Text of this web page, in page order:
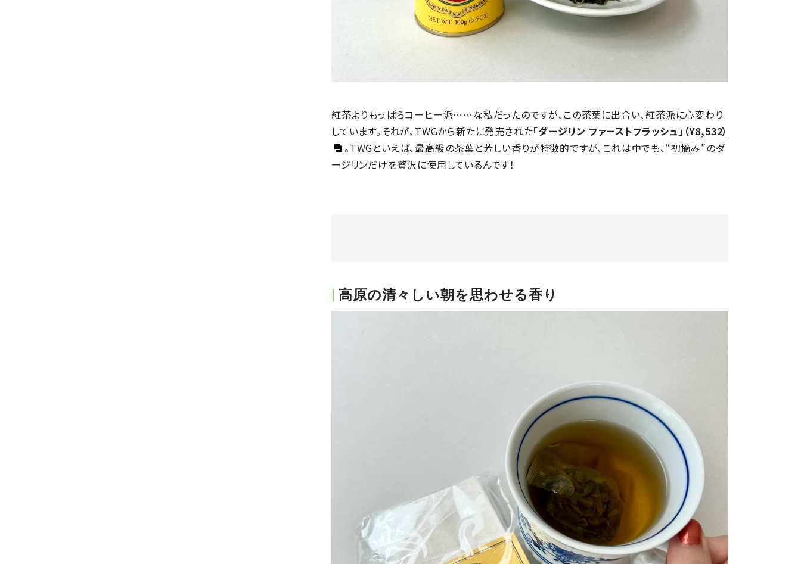
紅茶よりもっぱらコーヒー派……な私だったのですが、この茶葉に出合い、紅茶派に心変わり
しています。それが、TWGから新たに発売された「ダージリン ファーストフラッシュ」（¥8,532）
。TWGといえば、最高級の茶葉と芳しい香りが特徴的ですが、これは中でも、“初摘み”のダ
ージリンだけを贅沢に使用しているんです！
高原の清々しい朝を思わせる香り